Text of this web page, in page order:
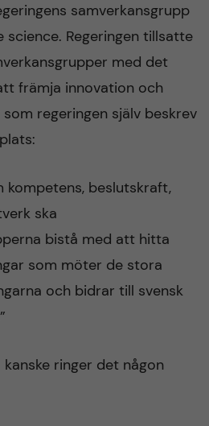
f
i
l
samverkansgrupp
science. Regeringen tillsatte
med det
främja innovation och
regeringen själv beskrev
kompetens, beslutskraft,
ska
bistå med att hitta
som möter de stora
och bidrar till svensk
ringer det någon